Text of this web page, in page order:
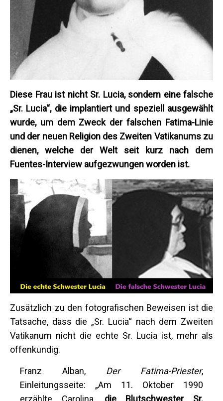
Diese Frau ist nicht Sr. Lucia, sondern eine falsche
„Sr. Lucia“, die implantiert und speziell ausgewählt
wurde, um dem Zweck der falschen Fatima-Linie
und der neuen Religion des Zweiten Vatikanums zu
dienen, welche der Welt seit kurz nach dem
Fuentes-Interview aufgezwungen worden ist.
Zusätzlich zu den fotografischen Beweisen ist die
Tatsache, dass die „Sr. Lucia“ nach dem Zweiten
Vatikanum nicht die echte Sr. Lucia ist, mehr als
offenkundig.
Franz Alban, Der Fatima-Priester,
Einleitungsseite: „Am 11. Oktober 1990
erzählte Carolina, die Blutschwester Sr.